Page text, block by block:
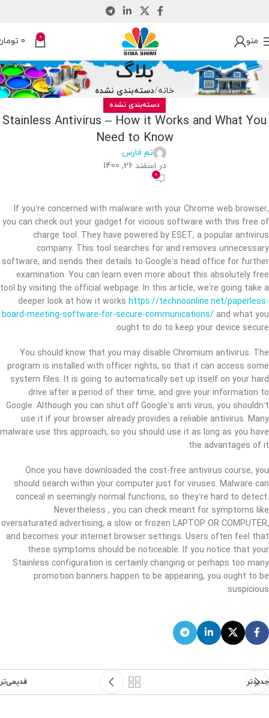
منو 0
0
بلاگ
خانه دسته‌بندی نشده
دسته‌بندی نشده
Stainless Antivirus – How it Works and What You
Need to Know
تم فارس
در اسفند 26, 1400
0
If you’re concerned with malware with your Chrome web browser,
you can check out your gadget for vicious software with this free of
charge tool. They have powered by ESET, a popular antivirus
company. This tool searches for and removes unnecessary
software, and sends their details to Google’s head office for further
examination. You can learn even more about this absolutely free
tool by visiting the official webpage. In this article, we’re going take a
deeper look at how it works https://technoonline.net/paperless-
board-meeting-software-for-secure-communications/ and what you
ought to do to keep your device secure.
You should know that you may disable Chromium antivirus. The
program is installed with officer rights, so that it can access some
system files. It is going to automatically set up itself on your hard
drive after a period of their time, and give your information to
Google. Although you can shut off Google’s anti virus, you shouldn’t
use it if your browser already provides a reliable antivirus. Many
malware use this approach, so you should use it as long as you have
the advantages of it.
Once you have downloaded the cost-free antivirus course, you
should search within your computer just for viruses. Malware can
conceal in seemingly normal functions, so they’re hard to detect.
Nevertheless , you can check meant for symptoms like
oversaturated advertising, a slow or frozen LAPTOP OR COMPUTER,
and becomes your internet browser settings. Users often feel that
these symptoms should be noticeable. If you notice that your
Stainless configuration is certainly changing or perhaps too many
promotion banners happen to be appearing, you ought to be
suspicious.
جدیدتر قدیمی‌تر